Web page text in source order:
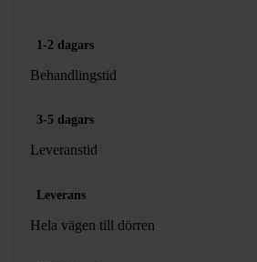
1-2 dagars
Behandlingstid
3-5 dagars
Leveranstid
Leverans
Hela vägen till dörren